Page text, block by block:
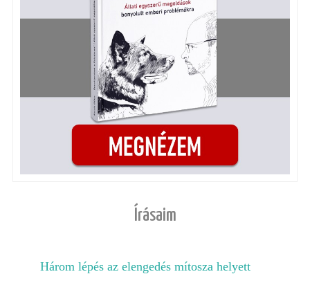
Írásaim
Három lépés az elengedés mítosza helyett